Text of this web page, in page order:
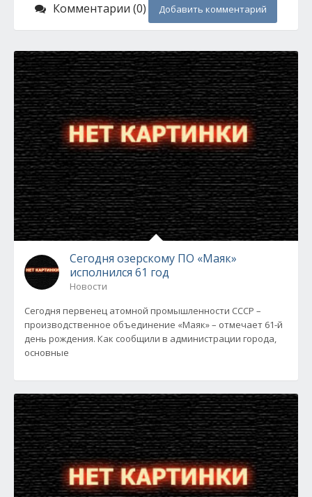
Комментарии (0) Добавить комментарий
Сегодня озерскому ПО «Маяк»
исполнился 61 год
Новости
Сегодня первенец атомной промышленности СССР –
производственное объединение «Маяк» – отмечает 61-й
день рождения. Как сообщили в администрации города,
основные